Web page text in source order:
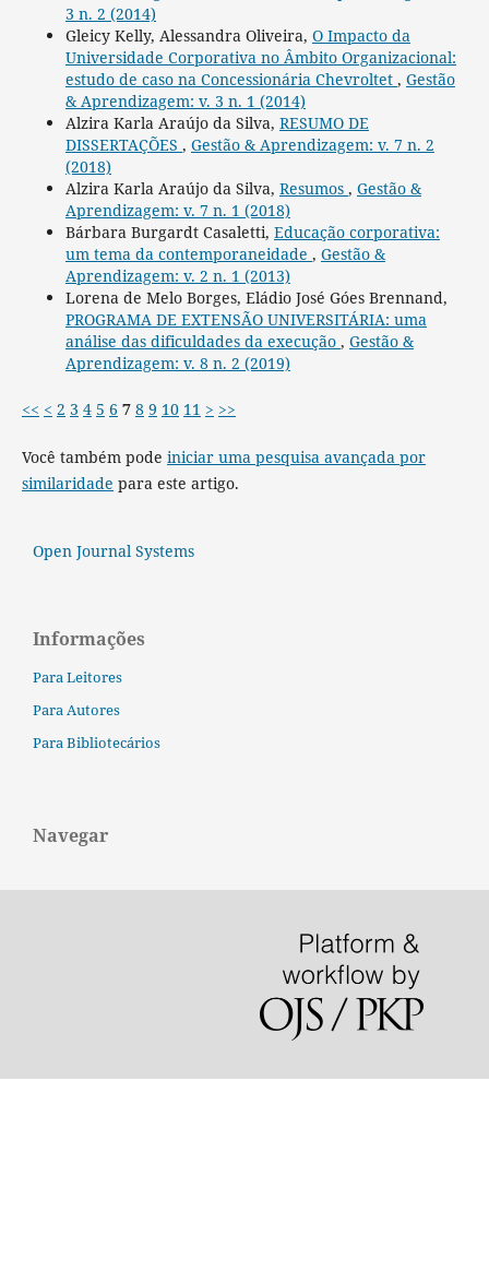
3 n. 2 (2014)
Gleicy Kelly, Alessandra Oliveira, O Impacto da
Universidade Corporativa no Âmbito Organizacional:
estudo de caso na Concessionária Chevroltet , Gestão
& Aprendizagem: v. 3 n. 1 (2014)
Alzira Karla Araújo da Silva, RESUMO DE
DISSERTAÇÕES , Gestão & Aprendizagem: v. 7 n. 2
(2018)
Alzira Karla Araújo da Silva, Resumos , Gestão &
Aprendizagem: v. 7 n. 1 (2018)
Bárbara Burgardt Casaletti, Educação corporativa:
um tema da contemporaneidade , Gestão &
Aprendizagem: v. 2 n. 1 (2013)
Lorena de Melo Borges, Eládio José Góes Brennand,
PROGRAMA DE EXTENSÃO UNIVERSITÁRIA: uma
análise das dificuldades da execução , Gestão &
Aprendizagem: v. 8 n. 2 (2019)
<< < 2 3 4 5 6 7 8 9 10 11 > >>
Você também pode iniciar uma pesquisa avançada por
similaridade para este artigo.
Open Journal Systems
Informações
Para Leitores
Para Autores
Para Bibliotecários
Navegar